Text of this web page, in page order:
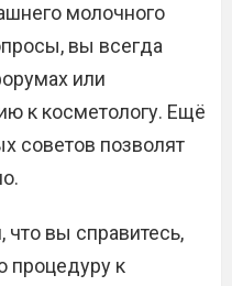
молочного
вы всегда
или
к косметологу. Ещё
советов позволят
что вы справитесь,
процедуру к